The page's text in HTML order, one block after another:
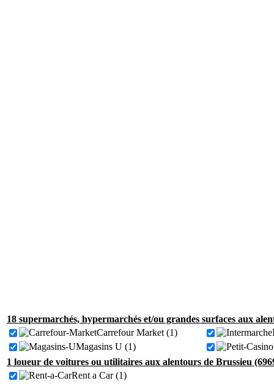
18 supermarchés, hypermarchés et/ou grandes surfaces aux
Carrefour Market (1)
Magasins U (1)
1 loueur de voitures ou utilitaires aux alentours de Brussieu
Rent a Car (1)